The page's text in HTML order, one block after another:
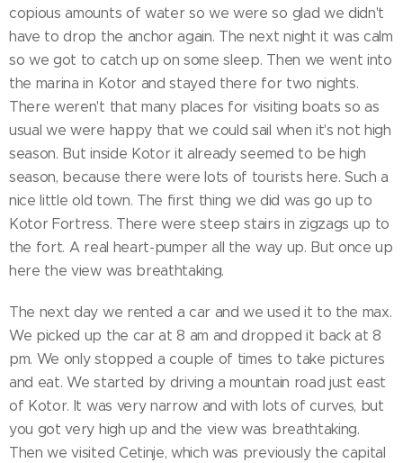
copious amounts of water so we were so glad we didn't
have to drop the anchor again. The next night it was calm
so we got to catch up on some sleep. Then we went into
the marina in Kotor and stayed there for two nights.
There weren't that many places for visiting boats so as
usual we were happy that we could sail when it's not high
season. But inside Kotor it already seemed to be high
season, because there were lots of tourists here. Such a
nice little old town. The first thing we did was go up to
Kotor Fortress. There were steep stairs in zigzags up to
the fort. A real heart-pumper all the way up. But once up
here the view was breathtaking.
The next day we rented a car and we used it to the max.
We picked up the car at 8 am and dropped it back at 8
pm. We only stopped a couple of times to take pictures
and eat. We started by driving a mountain road just east
of Kotor. It was very narrow and with lots of curves, but
you got very high up and the view was breathtaking.
Then we visited Cetinje, which was previously the capital